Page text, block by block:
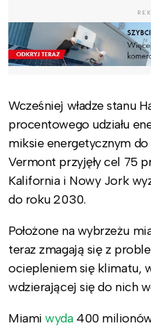
Wcześniej władze stanu
procentowego udziału
miksie energetycznym
Vermont przyjęły cel 75
Kalifornia i Nowy Jork
do roku 2030.
Położone na wybrzeżu
teraz zmagają się z
ociepleniem się klimatu,
wdzierającej się do nich
Miamiwyda 400